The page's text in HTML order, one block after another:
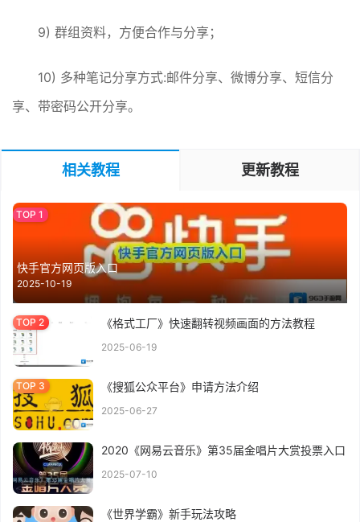
9) 群组资料，方便合作与分享；
10) 多种笔记分享方式:邮件分享、微博分享、短信分
享、带密码公开分享。
相关教程 更新教程
快手官方网页版入口
2025-10-19
《格式工厂》快速翻转视频画面的方法教程
2025-06-19
《搜狐公众平台》申请方法介绍
2025-06-27
2020《网易云音乐》第35届金唱片大赏投票入口
2025-07-10
《世界学霸》新手玩法攻略